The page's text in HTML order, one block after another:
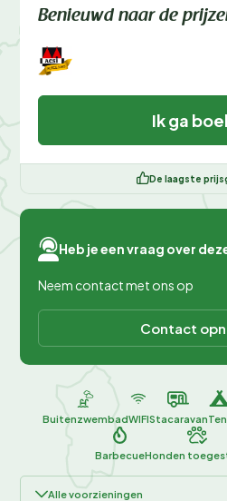
Benieuwd naar de
Ik ga
De laagste
Heb je een vraag over
Neem contact met ons op
Contact
BuitenzwembadWIFIStacaravan
BarbecueHonden
Alle voorzieningen